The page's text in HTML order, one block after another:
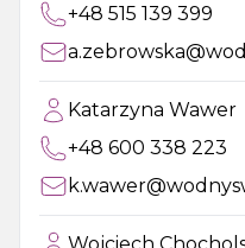
+48 515 139 399
Katarzyna Wawer
+48 600 338 223